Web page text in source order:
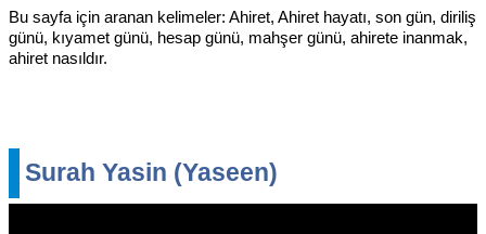
Bu sayfa için aranan kelimeler: Ahiret, Ahiret hayatı, son gün, diriliş
günü, kıyamet günü, hesap günü, mahşer günü, ahirete inanmak,
ahiret nasıldır.
Surah Yasin (Yaseen)